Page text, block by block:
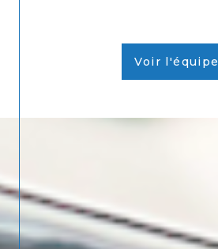
Voir l'équipe